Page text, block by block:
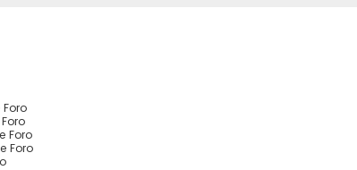
Foro
Foro